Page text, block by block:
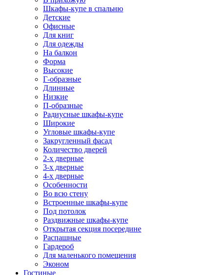
Шкафы-купе в спальню
Детские
Офисные
Для книг
Для одежды
На балкон
Форма
Высокие
Г-образные
Длинные
Низкие
П-образные
Радиусные шкафы-купе
Широкие
Угловые шкафы-купе
Закругленный фасад
Количество дверей
2-х дверные
3-х дверные
4-х дверные
Особенности
Во всю стену
Встроенные шкафы-купе
Под потолок
Раздвижные шкафы-купе
Открытая секция посередине
Распашные
Гардероб
Для маленького помещения
Эконом
Гостиные